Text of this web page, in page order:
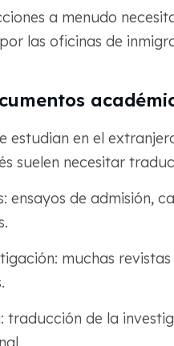
a menudo
las oficinas de
estudian en el
suelen necesitar
ensayos de admisión,
muchas
traducción de la